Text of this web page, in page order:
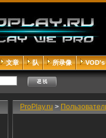
文章 队 所录像 VOD's
ProPlay.ru >